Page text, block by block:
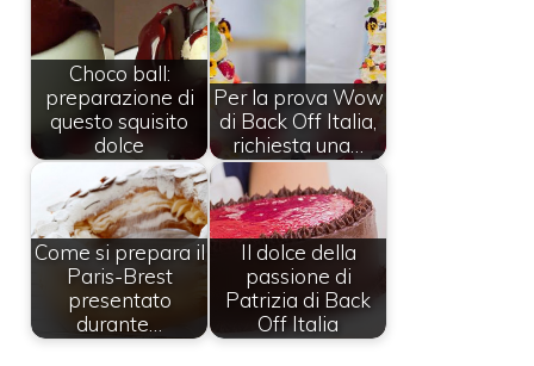
Choco ball:
preparazione di
questo squisito
dolce
Per la prova Wow
di Back Off Italia,
richiesta una…
Come si prepara il
Paris-Brest
presentato
durante…
Il dolce della
passione di
Patrizia di Back
Off Italia